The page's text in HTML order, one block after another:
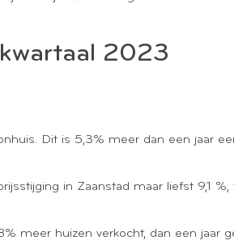
2023
Dit is 5,3% meer dan een jaar
in Zaanstad maar liefst 9,1
meer huizen verkocht, dan een jaar